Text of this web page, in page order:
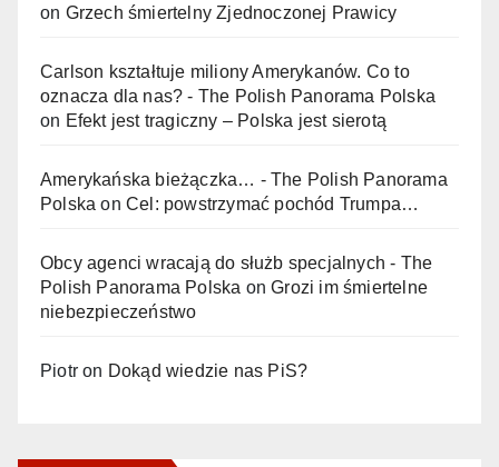
on Grzech śmiertelny Zjednoczonej Prawicy
Carlson kształtuje miliony Amerykanów. Co to
oznacza dla nas? - The Polish Panorama Polska
on Efekt jest tragiczny – Polska jest sierotą
Amerykańska bieżączka… - The Polish Panorama
Polska onCel: powstrzymać pochód Trumpa…
Obcy agenci wracają do służb specjalnych - The
Polish Panorama Polska onGrozi im śmiertelne
niebezpieczeństwo
Piotr on Dokąd wiedzie nas PiS?